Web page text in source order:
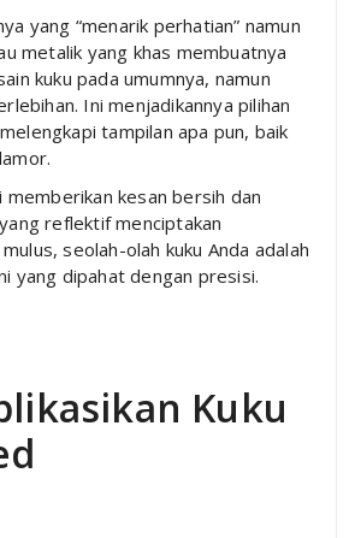
yang “menarik perhatian” namun
metalik yang khas membuatnya
kuku pada umumnya, namun
Ini menjadikannya pilihan
tampilan apa pun, baik
memberikan kesan bersih dan
reflektif menciptakan
seolah-olah kuku Anda adalah
yang dipahat dengan presisi.
Kuku